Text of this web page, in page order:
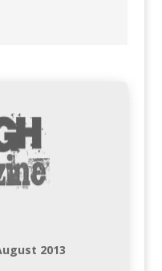
2013